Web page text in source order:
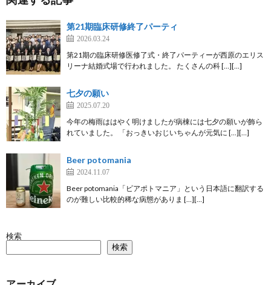
第21期臨床研修終了パーティ
2026.03.24
第21期の臨床研修医修了式・終了パーティーが西原のエリス
リーナ結婚式場で行われました。 たくさんの科 […][…]
七夕の願い
2025.07.20
今年の梅雨ははやく明けましたが病棟には七夕の願いが飾ら
れていました。 「おっきいおじいちゃんが元気に […][…]
Beer potomania
2024.11.07
Beer potomania「ビアポトマニア」という日本語に翻訳する
のが難しい比較的稀な病態がありま […][…]
検索
検索